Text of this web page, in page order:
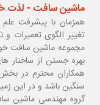
ماشین سافت - لذت
همزمان با پیشرفت
تغییر الگوی تعمیرات
مجموعه ماشین سافت
بهره جستن از ساختار
همکاران محترم در
سنگین باشد و در این
گروه مهندسی ماشین